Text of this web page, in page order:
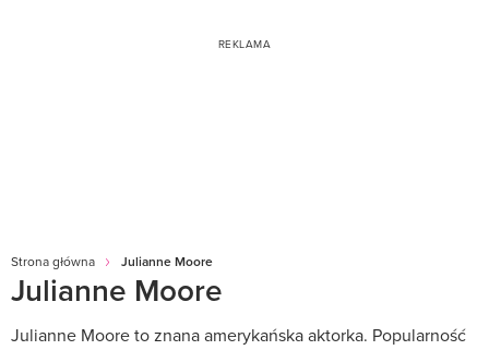
Strona główna Julianne Moore
Julianne Moore
Julianne Moore to znana amerykańska aktorka. Popularność